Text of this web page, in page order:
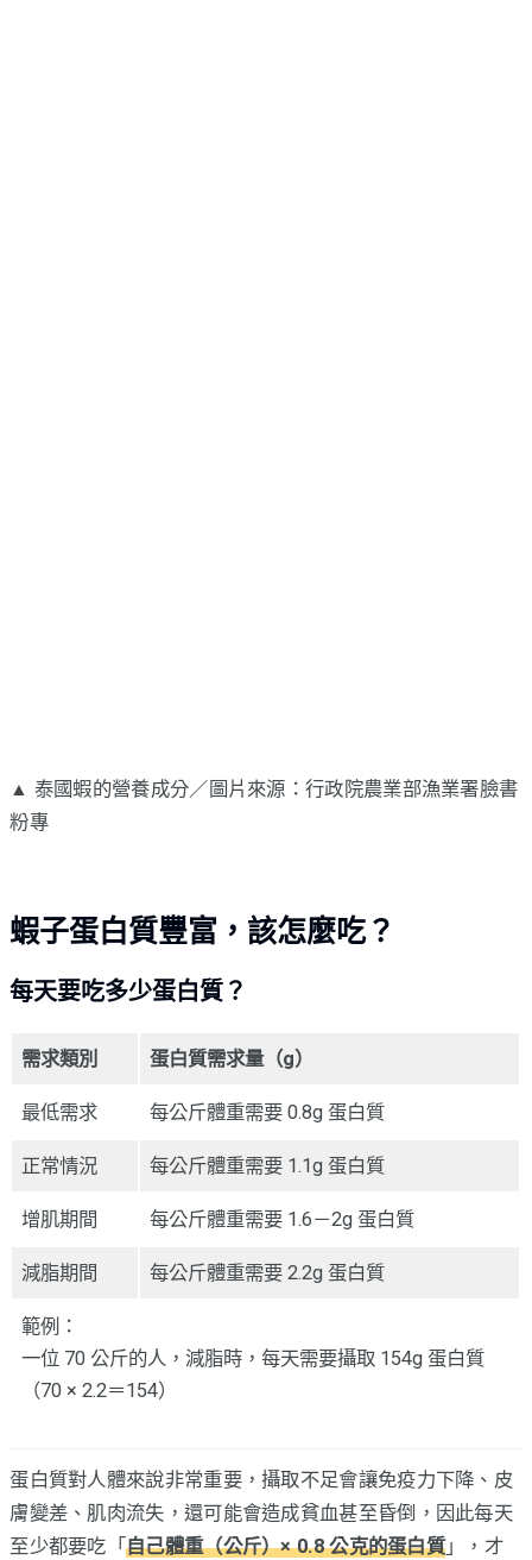
▲ 泰國蝦的營養成分／圖片來源：行政院農業部漁業署臉書
粉專
蝦子蛋白質豐富，該怎麼吃？
每天要吃多少蛋白質？
需求類別 蛋白質需求量（g）
最低需求 每公斤體重需要 0.8g 蛋白質
正常情況 每公斤體重需要 1.1g 蛋白質
增肌期間 每公斤體重需要 1.6－2g 蛋白質
減脂期間 每公斤體重需要 2.2g 蛋白質
範例：
一位 70 公斤的人，減脂時，每天需要攝取 154g 蛋白質
（70 × 2.2＝154）
蛋白質對人體來說非常重要，攝取不足會讓免疫力下降、皮
膚變差、肌肉流失，還可能會造成貧血甚至昏倒，因此每天
至少都要吃「自己體重（公斤）× 0.8 公克的蛋白質」，才